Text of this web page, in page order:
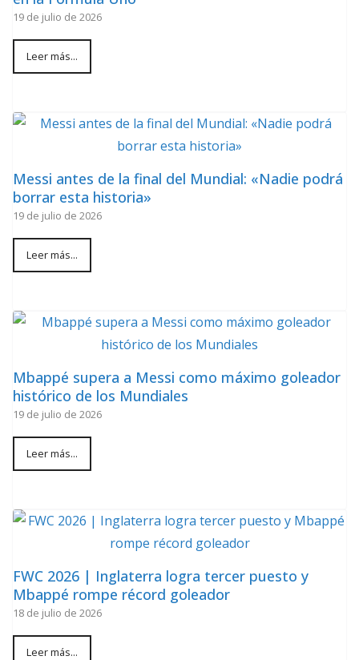
19 de julio de 2026
Leer más...
Messi antes de la final del Mundial: «Nadie podrá
borrar esta historia»
19 de julio de 2026
Leer más...
Mbappé supera a Messi como máximo goleador
histórico de los Mundiales
19 de julio de 2026
Leer más...
FWC 2026 | Inglaterra logra tercer puesto y
Mbappé rompe récord goleador
18 de julio de 2026
Leer más...